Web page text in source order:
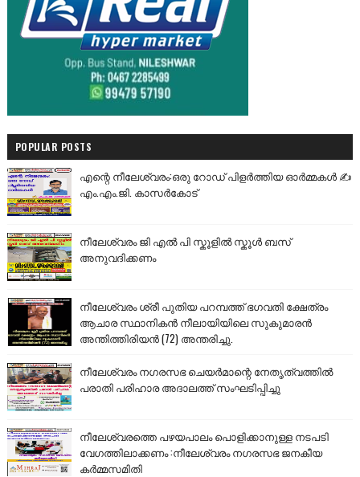
POPULAR POSTS
എന്റെ നീലേശ്വരം:ഒരു റോഡ് പിളർത്തിയ ഓർമ്മകൾ ✍️
എം.എം.ജി. കാസർകോട്
നീലേശ്വരം ജി എൽ പി സ്കൂളിൽ സ്കൂൾ ബസ്
അനുവദിക്കണം
നീലേശ്വരം ശ്രീ പുതിയ പറമ്പത്ത് ഭഗവതി ക്ഷേത്രം
ആചാര സ്ഥാനികൻ നീലായിയിലെ സുകുമാരൻ
അന്തിത്തിരിയൻ (72) അന്തരിച്ചു.
നീലേശ്വരം നഗരസഭ ചെയർമാന്റെ നേതൃത്വത്തിൽ
പരാതി പരിഹാര അദാലത്ത് സംഘടിപ്പിച്ചു
നീലേശ്വരത്തെ പഴയപാലം പൊളിക്കാനുള്ള നടപടി
വേഗത്തിലാക്കണം :നീലേശ്വരം നഗരസഭ ജനകീയ
കർമ്മസമിതി